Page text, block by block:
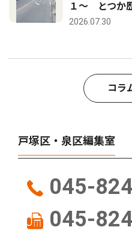
１〜 とつか
2026.07.30
コラ
戸塚区・泉区編集室
045-
045-